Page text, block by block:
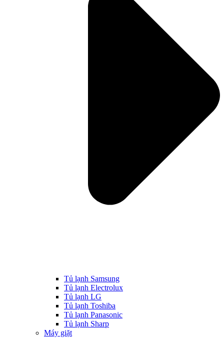
Tủ lạnh Samsung
Tủ lạnh Electrolux
Tủ lạnh LG
Tủ lạnh Toshiba
Tủ lạnh Panasonic
Tủ lạnh Sharp
Máy giặt